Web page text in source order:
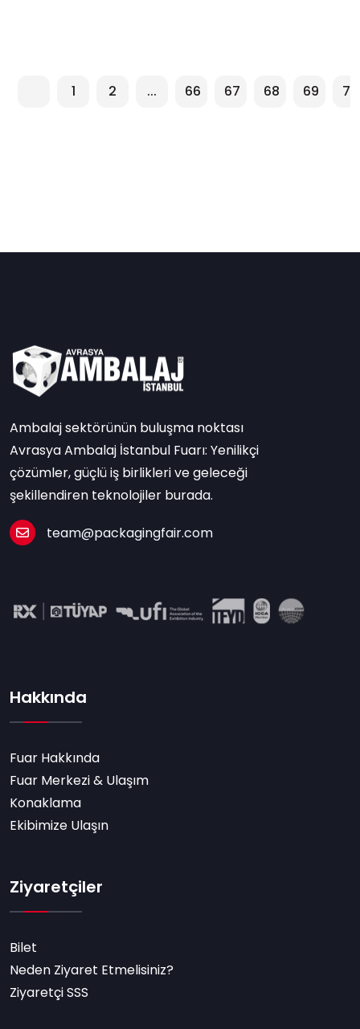
1 2 ... 66 67 68 69 70
Ambalaj sektörünün buluşma noktası
Avrasya Ambalaj İstanbul Fuarı: Yenilikçi
çözümler, güçlü iş birlikleri ve geleceği
şekillendiren teknolojiler burada.
team@packagingfair.com
Hakkında
Fuar Hakkında
Fuar Merkezi & Ulaşım
Konaklama
Ekibimize Ulaşın
Ziyaretçiler
Bilet
Neden Ziyaret Etmelisiniz?
Ziyaretçi SSS